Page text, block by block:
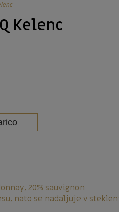
Kelenc
20% sauvignon
nato se nadaljuje v